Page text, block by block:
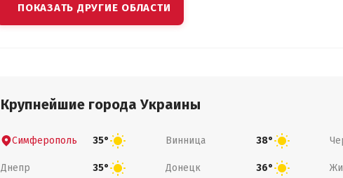
ПОКАЗАТЬ ДРУГИЕ ОБЛАСТИ
Крупнейшие города Украины
Симферополь 35° Винница 38°
Днепр 35° Донецк 36°